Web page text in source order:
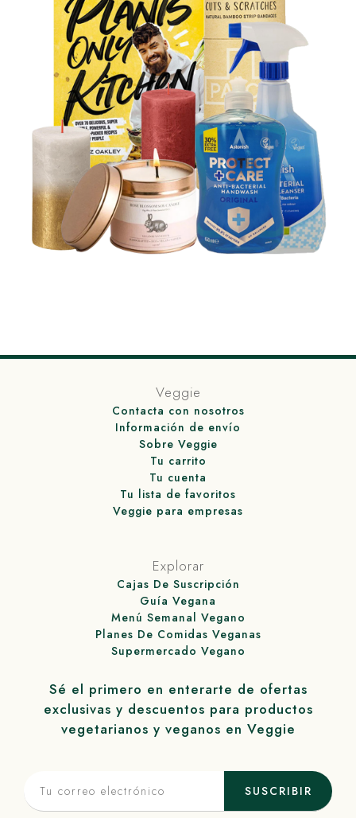
Veggie
Contacta con nosotros
Información de envío
Sobre Veggie
Tu carrito
Tu cuenta
Tu lista de favoritos
Veggie para empresas
Explorar
Cajas De Suscripción
Guía Vegana
Menú Semanal Vegano
Planes De Comidas Veganas
Supermercado Vegano
Sé el primero en enterarte de ofertas
exclusivas y descuentos para productos
vegetarianos y veganos en Veggie
SUSCRIBIR